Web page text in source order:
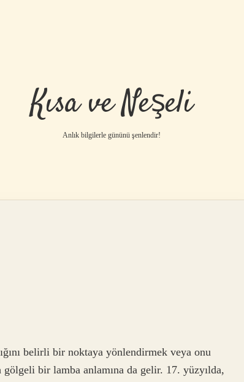
Kısa ve Neşeli
Anlık bilgilerle gününü şenlendir!
belirli bir noktaya yönlendirmek veya onu
bir lamba anlamına da gelir. 17. yüzyılda,